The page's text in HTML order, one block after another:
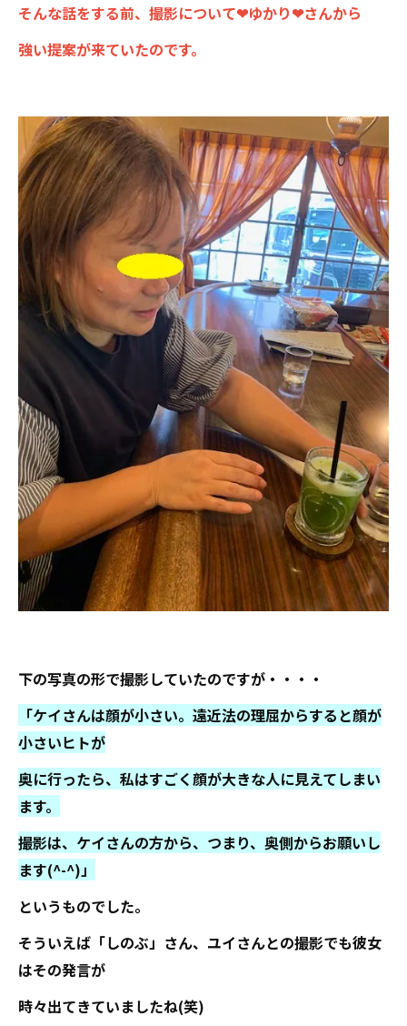
そんな話をする前、撮影について❤ゆかり❤さんから
強い提案が来ていたのです。
下の写真の形で撮影していたのですが・・・・
「ケイさんは顔が小さい。遠近法の理屈からすると顔が
小さいヒトが
奥に行ったら、私はすごく顔が大きな人に見えてしまい
ます。
撮影は、ケイさんの方から、つまり、奥側からお願いし
ます(^-^)」
というものでした。
そういえば「しのぶ」さん、ユイさんとの撮影でも彼女
はその発言が
時々出てきていましたね(笑)